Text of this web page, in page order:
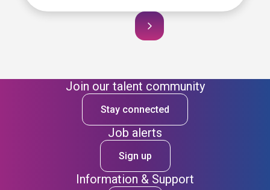
Join our talent community
Stay connected
Job alerts
Sign up
Information & Support